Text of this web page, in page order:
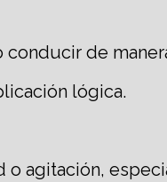
de
lógica.
agitación,